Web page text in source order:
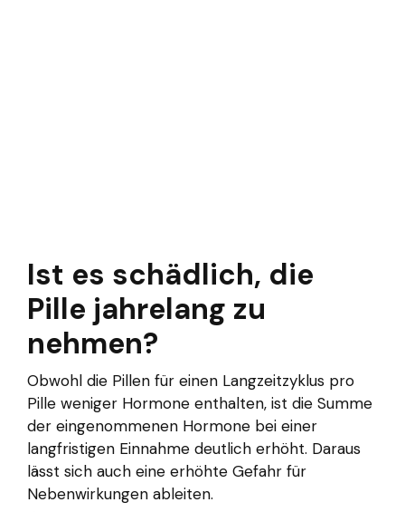
Ist es schädlich, die
Pille jahrelang zu
nehmen?
Obwohl die Pillen für einen Langzeitzyklus pro
Pille weniger Hormone enthalten, ist die Summe
der eingenommenen Hormone bei einer
langfristigen Einnahme deutlich erhöht. Daraus
lässt sich auch eine erhöhte Gefahr für
Nebenwirkungen ableiten.